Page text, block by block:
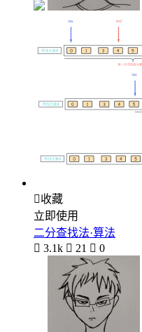
收藏
立即使用
二分查找法·算法
 3.1k  21  0